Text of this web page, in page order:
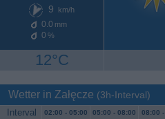
9 km/h
0.0 mm
0 %
12°C
Wetter in Załęcze (3h-Interval)
Interval 02:00 - 05:00 05:00 - 08:00 08:00 -